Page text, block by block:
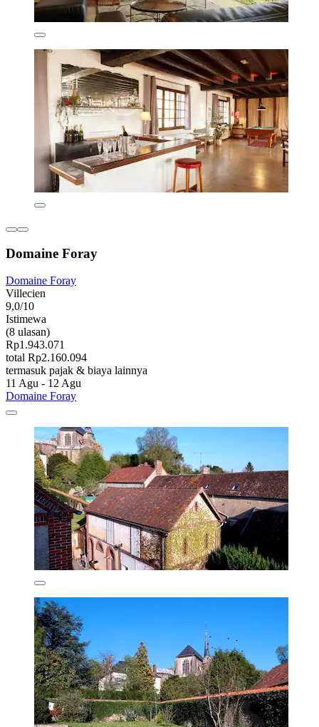
Domaine Foray
Domaine Foray
Villecien
9,0/10
Istimewa
(8 ulasan)
Rp1.943.071
total Rp2.160.094
termasuk pajak & biaya lainnya
11 Agu - 12 Agu
Domaine Foray